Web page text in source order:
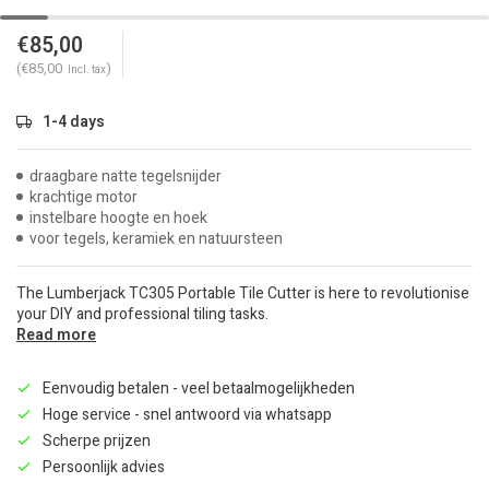
€85,00
(€85,00 Incl. tax)
1-4 days
draagbare natte tegelsnijder
krachtige motor
instelbare hoogte en hoek
voor tegels, keramiek en natuursteen
The Lumberjack TC305 Portable Tile Cutter is here to revolutionise
your DIY and professional tiling tasks.
Read more
Eenvoudig betalen - veel betaalmogelijkheden
Hoge service - snel antwoord via whatsapp
Scherpe prijzen
Persoonlijk advies